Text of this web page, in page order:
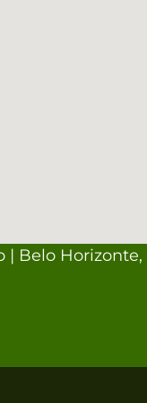
| Belo Horizonte,